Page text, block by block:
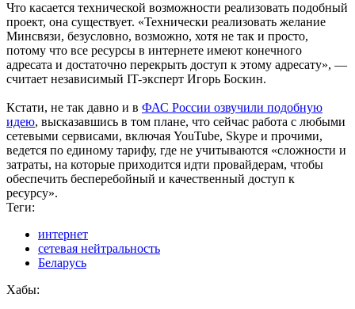
Что касается технической возможности реализовать подобный
проект, она существует. «Технически реализовать желание
Минсвязи, безусловно, возможно, хотя не так и просто,
потому что все ресурсы в интернете имеют конечного
адресата и достаточно перекрыть доступ к этому адресату», —
считает независимый IT-эксперт Игорь Боскин.
Кстати, не так давно и в ФАС России озвучили подобную
идею, высказавшись в том плане, что сейчас работа с любыми
сетевыми сервисами, включая YouTube, Skype и прочими,
ведется по единому тарифу, где не учитываются «сложности и
затраты, на которые приходится идти провайдерам, чтобы
обеспечить бесперебойный и качественный доступ к
ресурсу».
Теги:
интернет
сетевая нейтральность
Беларусь
Хабы: